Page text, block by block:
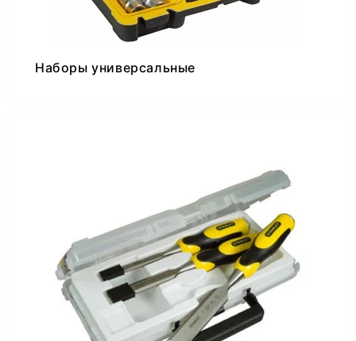
Наборы универсальные